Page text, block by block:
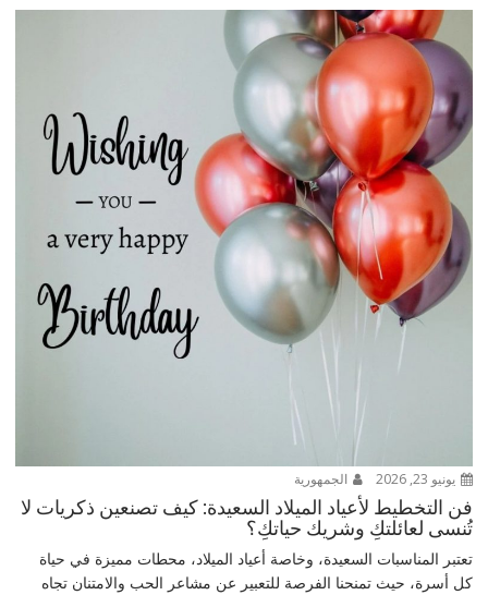
يونيو 23, 2026 الجمهورية
فن التخطيط لأعياد الميلاد السعيدة: كيف تصنعين ذكريات لا
تُنسى لعائلتكِ وشريك حياتكِ؟
تعتبر المناسبات السعيدة، وخاصة أعياد الميلاد، محطات مميزة في حياة
كل أسرة، حيث تمنحنا الفرصة للتعبير عن مشاعر الحب والامتنان تجاه